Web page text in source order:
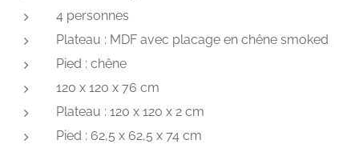
4 personnes
Plateau : MDF avec placage en chêne smoked
Pied : chêne
120 x 120 x 76 cm
Plateau : 120 x 120 x 2 cm
Pied : 62,5 x 62,5 x 74 cm